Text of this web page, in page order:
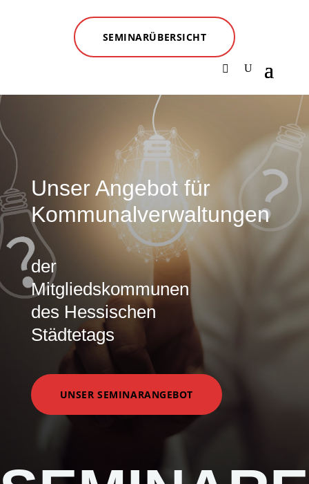
SEMINARÜBERSICHT
Unser Angebot für
Kommunalverwaltungen
der
Mitgliedskommunen
des Hessischen
Städtetags
UNSER SEMINARANGEBOT